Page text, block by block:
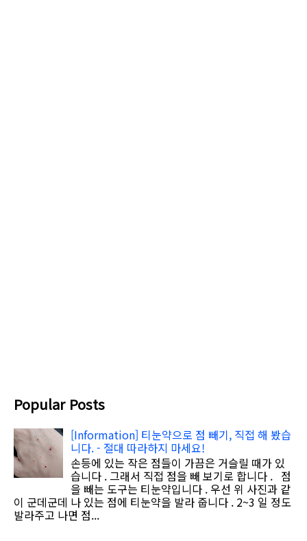
Popular Posts
[Information] 티눈약으로 점 빼기, 직접 해 봤습
니다. - 절대 따라하지 마세요!
손등에 있는 작은 점들이 가끔은 거슬릴 때가 있
습니다 . 그래서 직접 점을 빼 보기로 합니다 . 점
을 빼는 도구는 티눈약입니다 . 우선 위 사진과 같
이 군데군데 나 있는 점에 티눈약을 발라 줍니다 . 2~3 일 정도
발라주고 나면 점...